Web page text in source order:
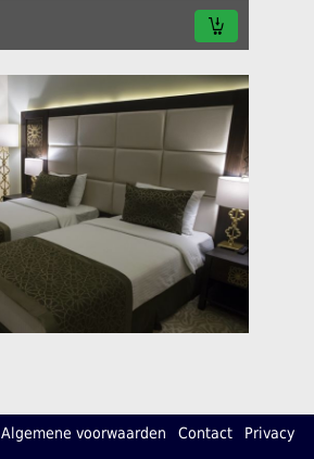
Algemene voorwaarden Contact Privacy